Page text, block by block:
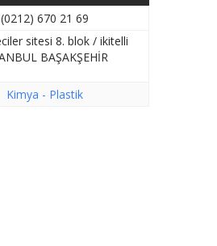
(0212) 670 21 69
sitesi 8. blok / ikitelli
BAŞAKŞEHİR
Kimya - Plastik